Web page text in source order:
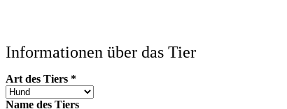
Informationen über das Tier
Art des Tiers *
Name des Tiers